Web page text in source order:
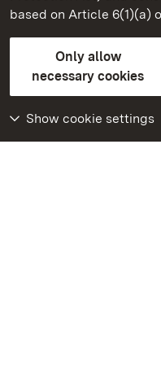
based on Article 6(1)(a)
Only allow
necessary cookies
Show cookie settings
State Palaces and
Contact usFAQMasthead
Declaration on barrier-
BITV-konform (geprüfte